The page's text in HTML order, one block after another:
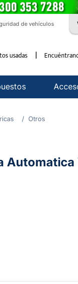
de vehículos
usadas
Otros